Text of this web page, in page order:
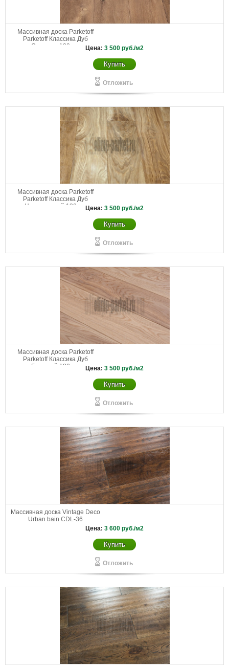
Массивная доска Parketoff
Parketoff Классика Дуб
Окаванго 130 мм
Цена: 3 500 руб./м2
Купить
Отложить
Массивная доска Parketoff
Parketoff Классика Дуб
Натуральный 130 ммЦена: 3 500 руб./м2
Купить
Отложить
Массивная доска Parketoff
Parketoff Классика Дуб
Беленый 130 мм
Цена: 3 500 руб./м2
Купить
Отложить
Массивная доска Vintage Deco
Urban bain CDL-36
Цена: 3 600 руб./м2
Купить
Отложить